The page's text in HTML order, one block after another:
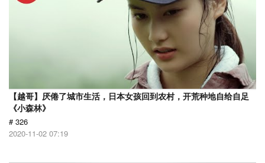
【越哥】厌倦了城市生活，日本女孩回到农村，开荒种地自给自足
《小森林》
# 326
2020-11-02 07:19